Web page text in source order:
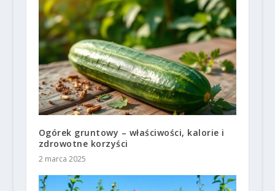
Ogórek gruntowy – właściwości, kalorie i
zdrowotne korzyści
2 marca 2025